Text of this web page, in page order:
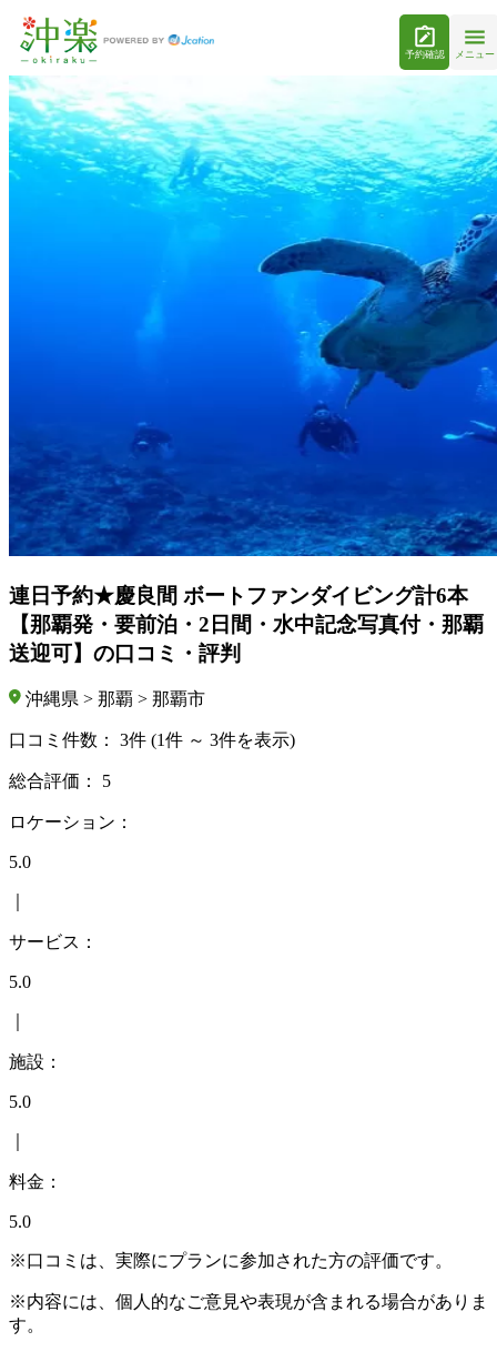
予約確認 メニュー
連日予約★慶良間 ボートファンダイビング計6本
【那覇発・要前泊・2日間・水中記念写真付・那覇
送迎可】の口コミ・評判
沖縄県 > 那覇 > 那覇市
口コミ件数： 3件 (1件 ～ 3件を表示)
総合評価： 5
ロケーション：
5.0
サービス：
5.0
施設：
5.0
料金：
5.0
※口コミは、実際にプランに参加された方の評価です。
※内容には、個人的なご意見や表現が含まれる場合がありま
す。